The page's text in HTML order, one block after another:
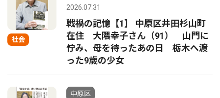
社会
2026.07.31
戦禍の記憶【1】 中原区井田杉山町
在住 大隈幸子さん（91） 山門に
佇み、母を待ったあの日 栃木へ渡
った9歳の少女
中原区